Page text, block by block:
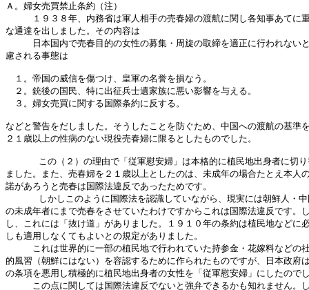
Ａ。婦女売買禁止条約（注）
１９３８年、内務省は軍人相手の売春婦の渡航に関し各知事あてに
な通達を出しました。その内容は
日本国内で売春目的の女性の募集・周旋の取締を適正に行われない
慮される事態は
１。帝国の威信を傷つけ、皇軍の名誉を損なう。
２。銃後の国民、特に出征兵士遺家族に悪い影響を与える。
３。婦女売買に関する国際条約に反する。
などと警告をだしました。そうしたことを防ぐため、中国への渡航の基準
２１歳以上の性病のない現役売春婦に限るとしたものでした。
この（２）の理由で「従軍慰安婦」は本格的に植民地出身者に切
ました。また、売春婦を２１歳以上としたのは、未成年の場合たとえ本人
諾があろうと売春は国際法違反であったためです。
しかしこのように国際法を認識していながら、現実には朝鮮人・
の未成年者にまで売春をさせていたわけですからこれは国際法違反です。
し、これには「抜け道」がありました。１９１０年の条約は植民地などに
しも適用しなくてもよいとの規定がありました。
これは世界的に一部の植民地で行われていた持参金・花嫁料などの
的風習（朝鮮にはない）を容認するために作られたものですが、日本政府
の条項を悪用し積極的に植民地出身者の女性を「従軍慰安婦」にしたので
この点に関しては国際法違反でないと強弁できるかも知れません。